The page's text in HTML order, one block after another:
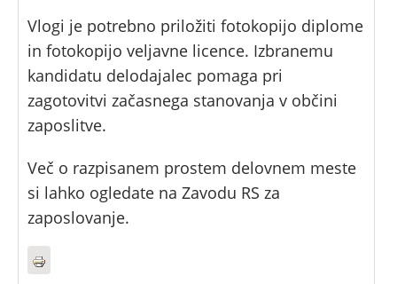
Vlogi je potrebno priložiti fotokopijo diplome
in fotokopijo veljavne licence. Izbranemu
kandidatu delodajalec pomaga pri
zagotovitvi začasnega stanovanja v občini
zaposlitve.
Več o razpisanem prostem delovnem meste
si lahko ogledate na Zavodu RS za
zaposlovanje.